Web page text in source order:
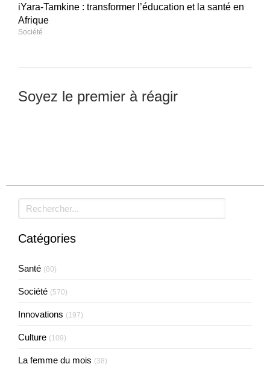
iYara-Tamkine : transformer l’éducation et la santé en
Afrique
Société
Soyez le premier à réagir
Rechercher
Catégories
Santé (80)
Société (570)
Innovations (197)
Culture (109)
La femme du mois (38)